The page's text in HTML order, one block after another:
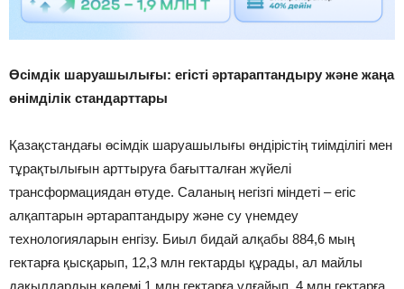
Өсімдік шаруашылығы: егісті әртараптандыру және жаңа
өнімділік стандарттары
Қазақстандағы өсімдік шаруашылығы өндірістің тиімділігі мен
тұрақтылығын арттыруға бағытталған жүйелі
трансформациядан өтуде. Саланың негізгі міндеті – егіс
алқаптарын әртараптандыру және су үнемдеу
технологияларын енгізу. Биыл бидай алқабы 884,6 мың
гектарға қысқарып, 12,3 млн гектарды құрады, ал майлы